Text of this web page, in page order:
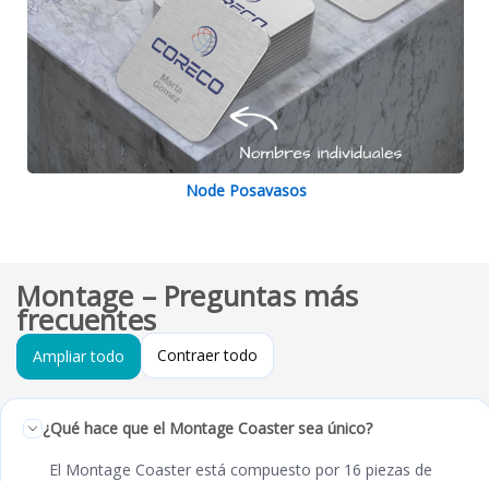
Node Posavasos
Montage – Preguntas más
frecuentes
Ampliar todo Contraer todo
¿Qué hace que el Montage Coaster sea único?
El Montage Coaster está compuesto por 16 piezas de